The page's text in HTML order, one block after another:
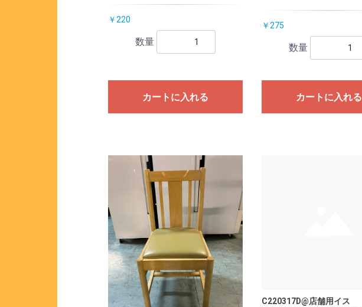
￥220
数量
カートに入れる
￥275
数量
カートに入れる
C220317D@店舗用イス